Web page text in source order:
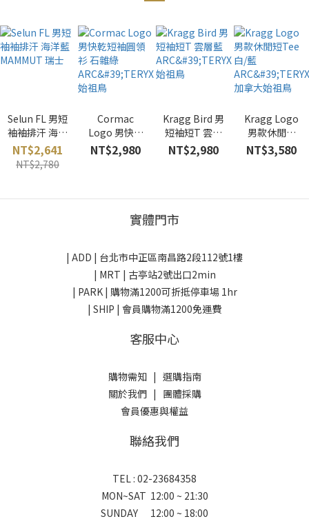
Selun FL 男短
袖袖排汗 海洋
藍 MAMMUT
瑞士
NT$2,641
NT$2,780
Cormac
Logo 男快乾
短袖圓領衫 石
雜綠
NT$2,980
Kragg Bird 男
短袖短T 雲層
藍
ARC'TERYX
NT$2,980
Kragg Logo
男款休閒短
Tee 白/藍
ARC'TERYX
NT$3,580
實體門市
| ADD | 台北市中正區南昌路2段112號1樓
| MRT | 古亭站2號出口2min
| PARK | 購物滿1200可折抵停車場 1hr
| SHIP | 會員購物滿1200免運費
客服中心
購物需知| 選購指南
關於我們| 團體採購
會員優惠與權益
聯絡我們
TEL : 02-23684358
MON~SAT 12:00 ~ 21:30
SUNDAY 12:00 ~ 18:00